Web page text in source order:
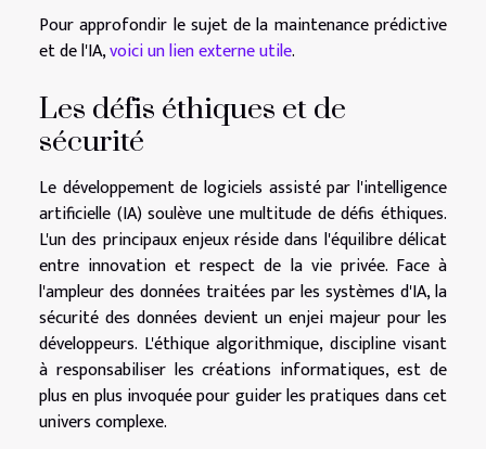
Pour approfondir le sujet de la maintenance prédictive
et de l'IA,voici un lien externe utile.
Les défis éthiques et de
sécurité
Le développement de logiciels assisté par l'intelligence
artificielle (IA) soulève une multitude de défis éthiques.
L'un des principaux enjeux réside dans l'équilibre délicat
entre innovation et respect de la vie privée. Face à
l'ampleur des données traitées par les systèmes d'IA, la
sécurité des données devient un enjei majeur pour les
développeurs. L'éthique algorithmique, discipline visant
à responsabiliser les créations informatiques, est de
plus en plus invoquée pour guider les pratiques dans cet
univers complexe.